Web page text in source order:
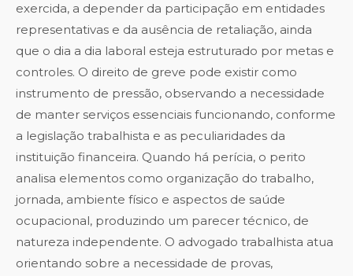
exercida, a depender da participação em entidades
representativas e da ausência de retaliação, ainda
que o dia a dia laboral esteja estruturado por metas e
controles. O direito de greve pode existir como
instrumento de pressão, observando a necessidade
de manter serviços essenciais funcionando, conforme
a legislação trabalhista e as peculiaridades da
instituição financeira. Quando há perícia, o perito
analisa elementos como organização do trabalho,
jornada, ambiente físico e aspectos de saúde
ocupacional, produzindo um parecer técnico, de
natureza independente. O advogado trabalhista atua
orientando sobre a necessidade de provas,